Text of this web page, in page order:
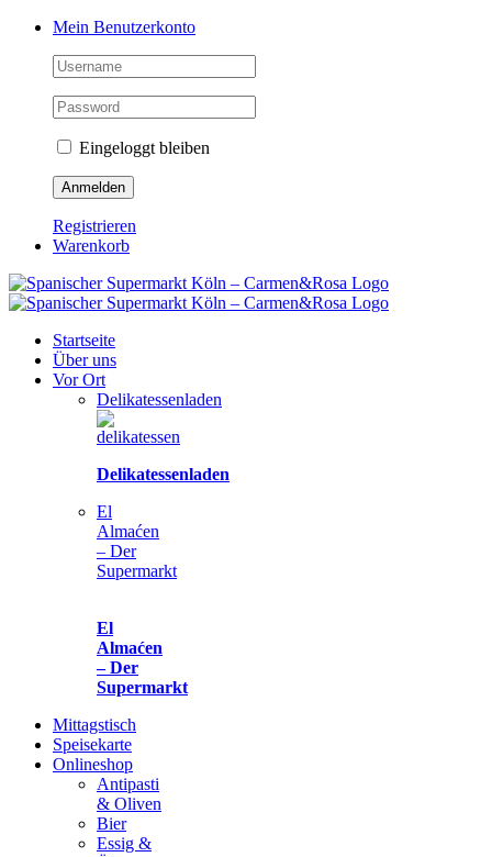
Zum
springen
Facebook
Instagram
Pinterest
Tiktok
YouTubeMein Benutzerkonto
Eingeloggt bleiben
Registrieren
Warenkorb
Startseite
Über uns
Vor Ort
Delikatessenladen
Delikatessenladen
El
Almaćen
– Der
Supermarkt
El
Almaćen
– Der
Supermarkt
Mittagstisch
Speisekarte
Onlineshop
Antipasti
& Oliven
Bier
Essig &